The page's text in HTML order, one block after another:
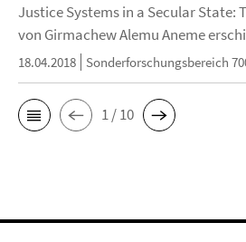
Justice Systems in a Secular State:
von Girmachew Alemu Aneme
18.04.2018 Sonderforschungsbereich
1 / 10